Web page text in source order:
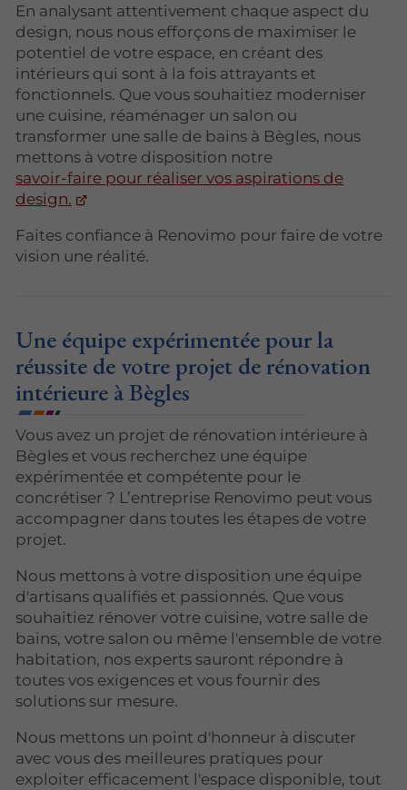
En analysant attentivement chaque aspect du
design, nous nous efforçons de maximiser le
potentiel de votre espace, en créant des
intérieurs qui sont à la fois attrayants et
fonctionnels. Que vous souhaitiez moderniser
une cuisine, réaménager un salon ou
transformer une salle de bains à Bègles, nous
mettons à votre disposition notre
savoir-faire pour réaliser vos aspirations de
design.
Faites confiance à Renovimo pour faire de votre
vision une réalité.
Une équipe expérimentée pour la
réussite de votre projet de rénovation
intérieure à Bègles
Vous avez un projet de rénovation intérieure à
Bègles et vous recherchez une équipe
expérimentée et compétente pour le
concrétiser ? L’entreprise Renovimo peut vous
accompagner dans toutes les étapes de votre
projet.
Nous mettons à votre disposition une équipe
d'artisans qualifiés et passionnés. Que vous
souhaitiez rénover votre cuisine, votre salle de
bains, votre salon ou même l'ensemble de votre
habitation, nos experts sauront répondre à
toutes vos exigences et vous fournir des
solutions sur mesure.
Nous mettons un point d'honneur à discuter
avec vous des meilleures pratiques pour
exploiter efficacement l'espace disponible, tout